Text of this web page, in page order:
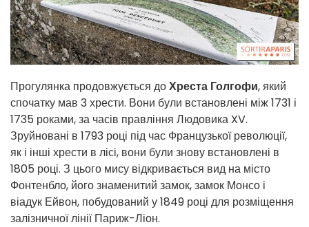
Прогулянка продовжується доХреста Голгофи, який
спочатку мав 3 хрести. Вони були встановлені між 1731 і
1735 роками, за часів правління Людовика XV.
Зруйновані в 1793 році під час Французької революції,
як і інші хрести в лісі, вони були знову встановлені в
1805 році. З цього мису відкривається вид на місто
Фонтенбло, його знаменитий замок, замок Монсо і
віадук Ейвон, побудований у 1849 році для розміщення
залізничної лінії Париж-Ліон.